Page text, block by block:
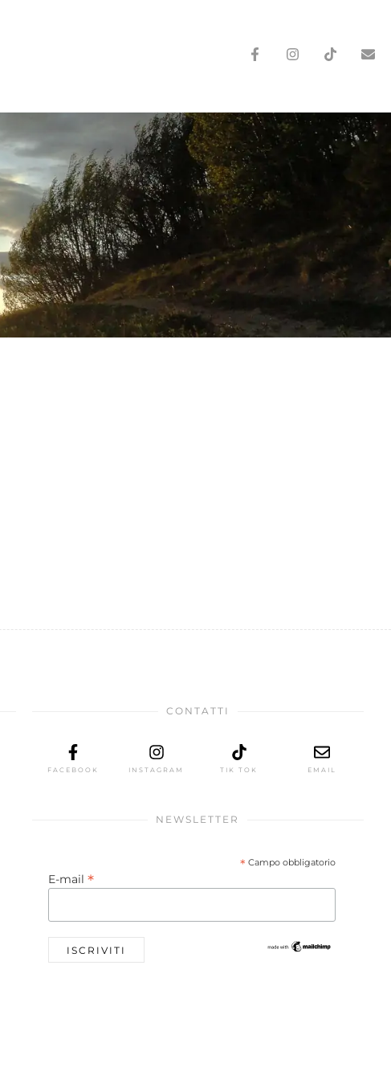
CONTATTI
FACEBOOK INSTAGRAM TIK TOK EMAIL
NEWSLETTER
* Campo obbligatorio
E-mail *